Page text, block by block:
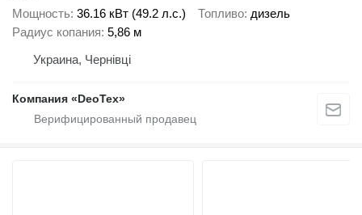
Мощность 36.16 кВт (49.2 л.с.) Топливо дизель
Радиус копания 5,86 м
Украина, Чернівці
Компания «DeoTex»